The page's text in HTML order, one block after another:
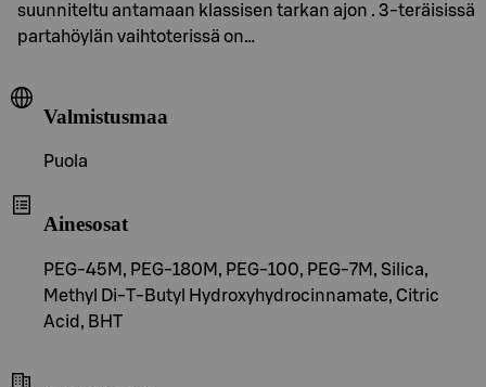
suunniteltu antamaan klassisen tarkan ajon . 3-teräisissä
partahöylän vaihtoterissä on…
Valmistusmaa
Puola
Ainesosat
PEG-45M, PEG-180M, PEG-100, PEG-7M, Silica,
Methyl Di-T-Butyl Hydroxyhydrocinnamate, Citric
Acid, BHT